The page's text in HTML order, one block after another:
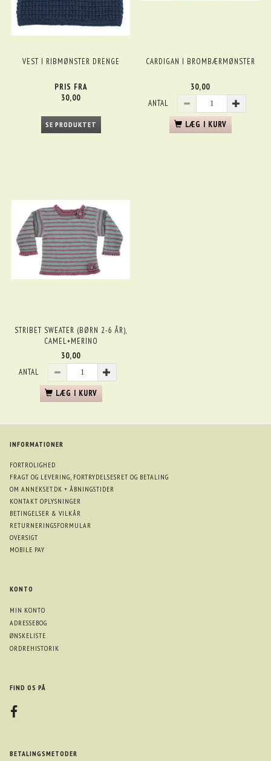
VEST I RIBMØNSTER DRENGE
PRIS FRA
30,00
SE PRODUKTET
CARDIGAN I BROMBÆRMØNSTER
30,00
ANTAL
LÆG I KURV
STRIBET SWEATER (BØRN 2-6 ÅR),
CAMEL+MERINO
30,00
ANTAL
LÆG I KURV
INFORMATIONER
FORTROLIGHED
FRAGT OG LEVERING, FORTRYDELSESRET OG BETALING
OM ANNEKSET.DK + ÅBNINGSTIDER
KONTAKT OPLYSNINGER
BETINGELSER & VILKÅR
RETURNERINGSFORMULAR
OVERSIGT
MOBILE PAY
KONTO
MIN KONTO
ADRESSEBOG
ØNSKELISTE
ORDREHISTORIK
FIND OS PÅ
BETALINGSMETODER